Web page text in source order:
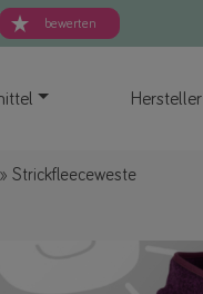
bewerten
Hersteller
Strickfleeceweste